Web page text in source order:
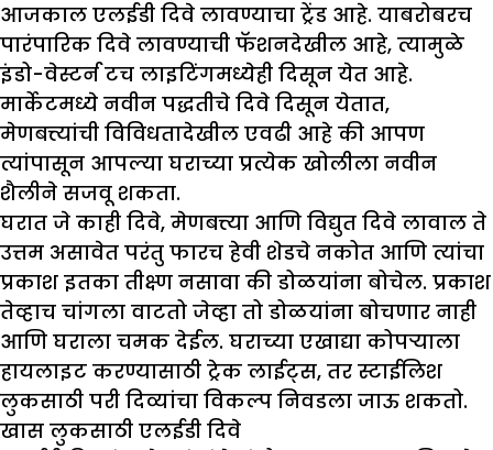
आजकाल एलईडी दिवे लावण्याचा ट्रेंड आहे. याबरोबरच
पारंपारिक दिवे लावण्याची फॅशनदेखील आहे, त्यामुळे
इंडो-वेस्टर्न टच लाइटिंगमध्येही दिसून येत आहे.
मार्केटमध्ये नवीन पद्धतीचे दिवे दिसून येतात,
मेणबत्त्यांची विविधतादेखील एवढी आहे की आपण
त्यांपासून आपल्या घराच्या प्रत्येक खोलीला नवीन
शैलीने सजवू शकता.
घरात जे काही दिवे, मेणबत्त्या आणि विद्युत दिवे लावाल ते
उत्तम असावेत परंतु फारच हेवी शेडचे नकोत आणि त्यांचा
प्रकाश इतका तीक्ष्ण नसावा की डोळयांना बोचेल. प्रकाश
तेव्हाच चांगला वाटतो जेव्हा तो डोळयांना बोचणार नाही
आणि घराला चमक देईल. घराच्या एखाद्या कोपऱ्याला
हायलाइट करण्यासाठी ट्रेक लाईट्स, तर स्टाईलिश
लुकसाठी परी दिव्यांचा विकल्प निवडला जाऊ शकतो.
खास लुकसाठी एलईडी दिवे